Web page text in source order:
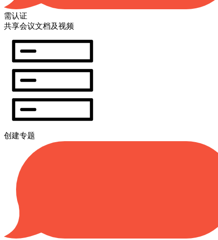
需认证
共享会议文档及视频
创建专题